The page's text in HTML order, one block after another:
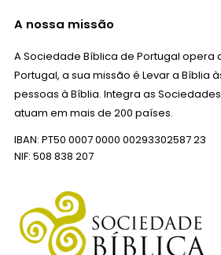
A nossa missão
A Sociedade Bíblica de Portugal opera
Portugal, a sua missão é Levar a Bíblia
pessoas à Bíblia. Integra as
atuam em mais de 200 países.
IBAN: PT50 0007 0000 00293302587 23
NIF: 508 838 207